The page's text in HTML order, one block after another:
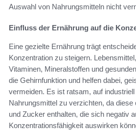
Auswahl von Nahrungsmitteln nicht
Einfluss der Ernährung auf die
Eine gezielte Ernährung trägt
Konzentration zu steigern.
Vitaminen, Mineralstoffen und
die Gehirnfunktion und helfen dabei,
vermeiden. Es ist ratsam, auf
Nahrungsmittel zu verzichten, da diese
und Zucker enthalten, die sich negativ
Konzentrationsfähigkeit auswirken